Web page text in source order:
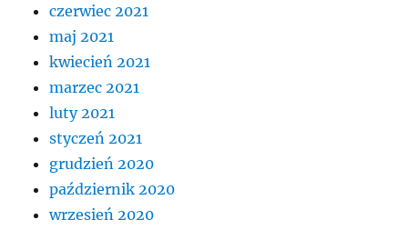
czerwiec 2021
maj 2021
kwiecień 2021
marzec 2021
luty 2021
styczeń 2021
grudzień 2020
październik 2020
wrzesień 2020